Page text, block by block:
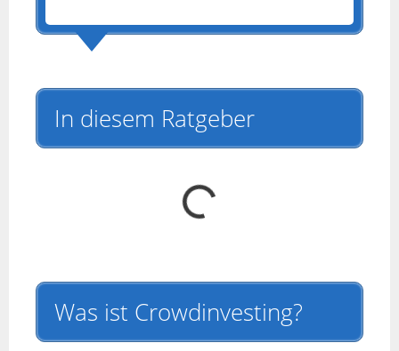
In diesem Ratgeber
Was ist Crowdinvesting?